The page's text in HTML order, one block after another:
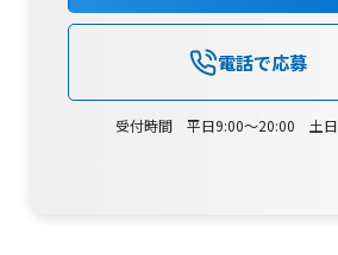
電話で応募
受付時間 平日9:00～20:00 土日